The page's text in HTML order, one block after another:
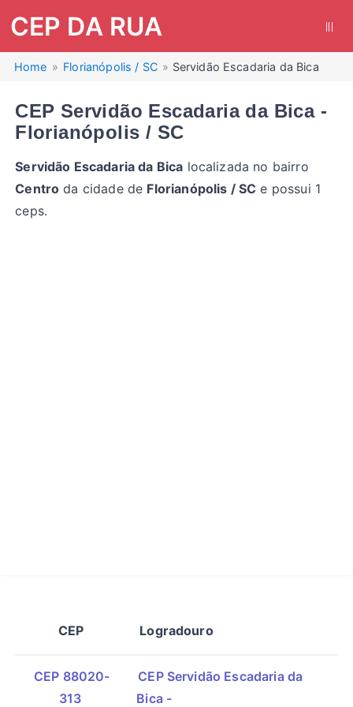
CEP DA RUA
Home Florianópolis / SC Servidão Escadaria da Bica
CEP Servidão Escadaria da Bica -
Florianópolis / SC
Servidão Escadaria da Bica localizada no bairro
Centro da cidade de Florianópolis / SC e possui 1
ceps.
CEP Logradouro
CEP 88020-
313
CEP Servidão Escadaria da
Bica -